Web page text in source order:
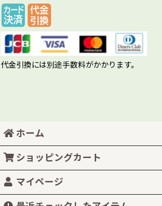
代金引換には別途手数料がかかります。
ホーム
ショッピングカート
マイページ